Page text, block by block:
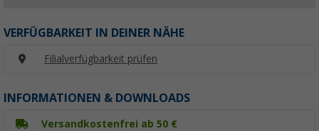
VERFÜGBARKEIT IN DEINER NÄHE
Filialverfügbarkeit prüfen
INFORMATIONEN & DOWNLOADS
Versandkostenfrei ab 50 €